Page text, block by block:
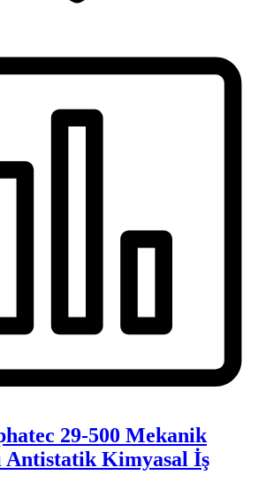
29-500 Mekanik
Antistatik Kimyasal İş